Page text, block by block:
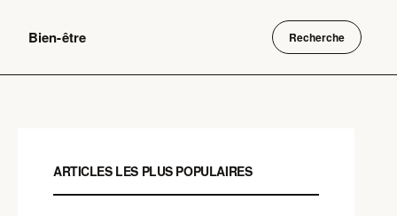
Bien-être Recherche
ARTICLES LES PLUS POPULAIRES